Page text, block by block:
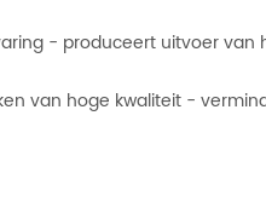
- produceert uitvoer van
van hoge kwaliteit -